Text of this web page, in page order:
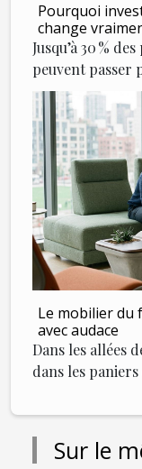
Pourquoi
change
Jusqu’à 30 %
peuvent passer
Le mobilier du
avec audace
Dans les allées
dans les
Sur le